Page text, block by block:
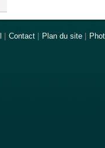
Contact Plan du site